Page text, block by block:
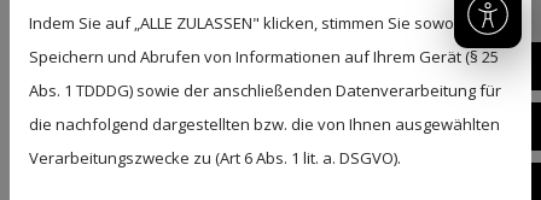
Indem Sie auf „ALLE ZULASSEN" klicken, stimmen Sie sowohl dem
Speichern und Abrufen von Informationen auf Ihrem Gerät (§ 25
Abs. 1 TDDDG) sowie der anschließenden Datenverarbeitung für
die nachfolgend dargestellten bzw. die von Ihnen ausgewählten
Verarbeitungszwecke zu (Art 6 Abs. 1 lit. a. DSGVO).